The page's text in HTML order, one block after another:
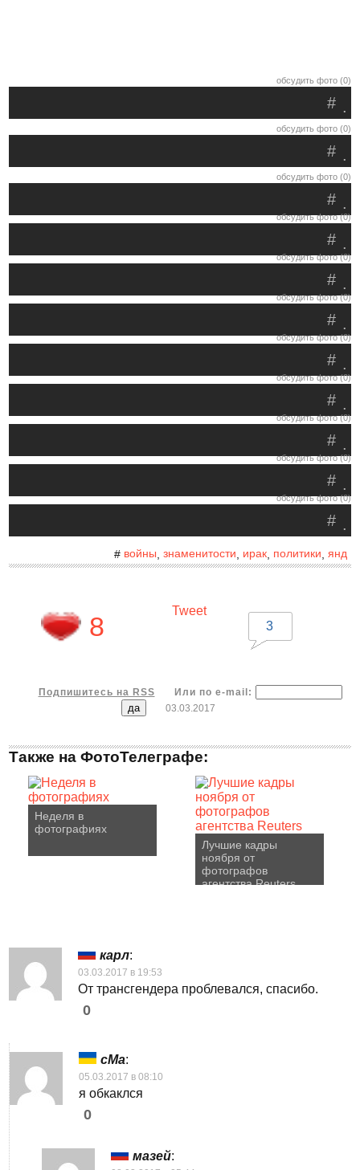
обсудить фото (0)
.
#
обсудить фото (0)
.
#
обсудить фото (0)
.
#
обсудить фото (0)
.
#
обсудить фото (0)
.
#
обсудить фото (0)
.
#
обсудить фото (0)
.
#
обсудить фото (0)
.
#
обсудить фото (0)
.
#
обсудить фото (0)
.
#
обсудить фото (0)
.
#
# войны знаменитости ирак, политики янд
8
Tweet
3
Подпишитесь на RSS
Или по e-mail:
03.03.2017
Также на ФотоТелеграфе:
Неделя в
фотографиях
Лучшие кадры
ноября от
фотографов
агентства Reuters
карл:
03.03.2017 в 19:53
От трансгендера проблевался, спасибо.
0
сМа:
05.03.2017 в 08:10
я обкаклся
0
мазей: